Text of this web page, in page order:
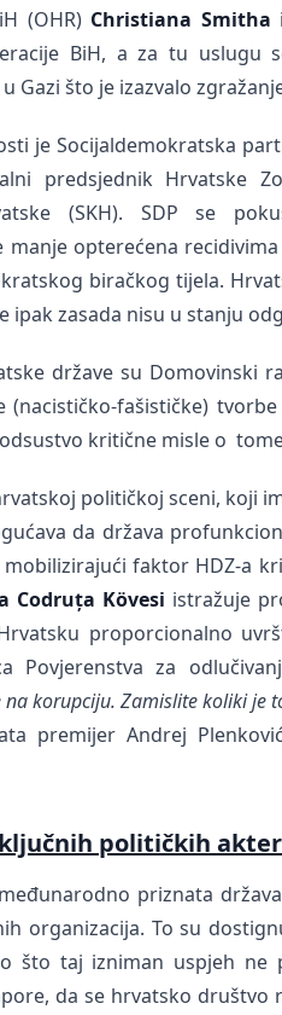
(OHR) Christiana Smitha
BiH, a za tu uslugu
što je izazvalo
je Socijaldemokratska
predsjednik Hrvatske
(SKH). SDP se
opterećena
biračkog tijela.
ipak zasada nisu u stanju
države su Domovinski
fašističke)
kritične misle o
političkoj sceni, koji
da država
faktor HDZ-a
Codruța Kövesi istražuje
proporcionalno
Povjerenstva za
korupciju. Zamislite koliki je
premijer Andrej
političkih
priznata
organizacija. To su
što taj izniman uspjeh
da se hrvatsko društvo